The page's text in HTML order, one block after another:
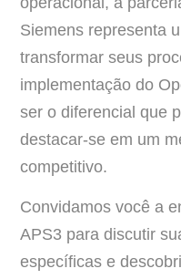
Siemens representa
transformar seus
implementação do
ser o diferencial que
destacar-se em um
competitivo.
Convidamos você a
APS3 para discutir
específicas e